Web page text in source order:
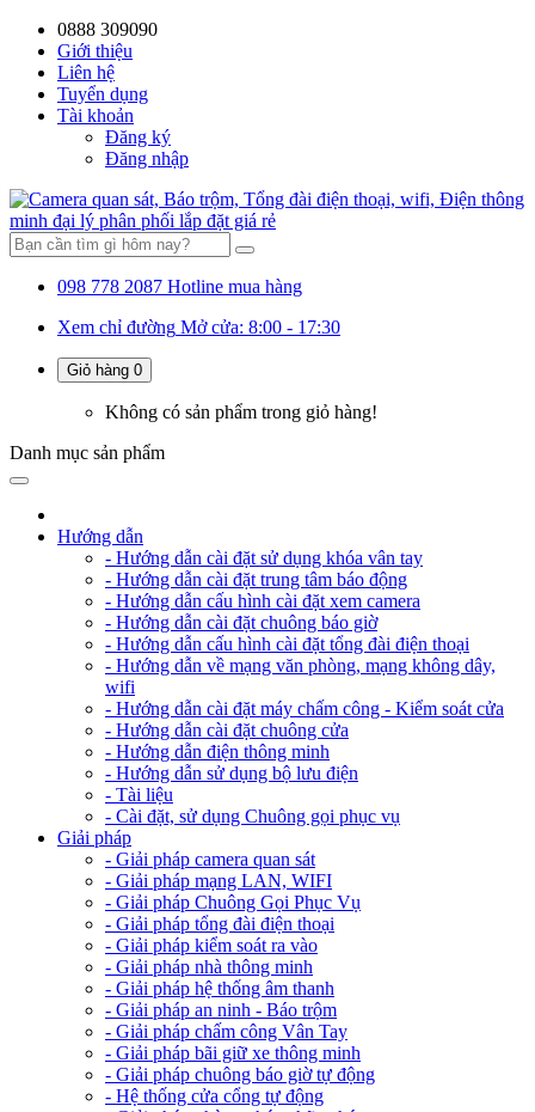
0888 309090
Giới thiệu
Liên hệ
Tuyển dụng
Tài khoản
Đăng ký
Đăng nhập
098 778 2087 Hotline mua hàng
Xem chỉ đường Mở cửa: 8:00 - 17:30
Giỏ hàng 0
Không có sản phẩm trong giỏ hàng!
Danh mục sản phẩm
Hướng dẫn
- Hướng dẫn cài đặt sử dụng khóa vân tay
- Hướng dẫn cài đặt trung tâm báo động
- Hướng dẫn cấu hình cài đặt xem camera
- Hướng dẫn cài đặt chuông báo giờ
- Hướng dẫn cấu hình cài đặt tổng đài điện thoại
- Hướng dẫn về mạng văn phòng, mạng không dây,
wifi
- Hướng dẫn cài đặt máy chấm công - Kiểm soát cửa
- Hướng dẫn cài đặt chuông cửa
- Hướng dẫn điện thông minh
- Hướng dẫn sử dụng bộ lưu điện
- Tài liệu
- Cài đặt, sử dụng Chuông gọi phục vụ
Giải pháp
- Giải pháp camera quan sát
- Giải pháp mạng LAN, WIFI
- Giải pháp Chuông Gọi Phục Vụ
- Giải pháp tổng đài điện thoại
- Giải pháp kiểm soát ra vào
- Giải pháp nhà thông minh
- Giải pháp hệ thống âm thanh
- Giải pháp an ninh - Báo trộm
- Giải pháp chấm công Vân Tay
- Giải pháp bãi giữ xe thông minh
- Giải pháp chuông báo giờ tự động
- Hệ thống cửa cổng tự động